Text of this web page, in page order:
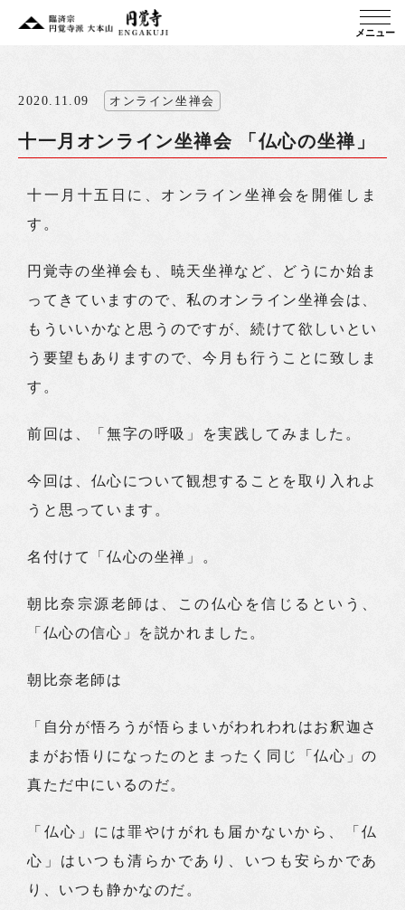
メニュー
2020.11.09 オンライン坐禅会
十一月オンライン坐禅会 「仏心の坐禅」
十一月十五日に、オンライン坐禅会を開催しま
す。
円覚寺の坐禅会も、暁天坐禅など、どうにか始ま
ってきていますので、私のオンライン坐禅会は、
もういいかなと思うのですが、続けて欲しいとい
う要望もありますので、今月も行うことに致しま
す。
前回は、「無字の呼吸」を実践してみました。
今回は、仏心について観想することを取り入れよ
うと思っています。
名付けて「仏心の坐禅」。
朝比奈宗源老師は、この仏心を信じるという、
「仏心の信心」を説かれました。
朝比奈老師は
「自分が悟ろうが悟らまいがわれわれはお釈迦さ
まがお悟りになったのとまったく同じ「仏心」の
真ただ中にいるのだ。
「仏心」には罪やけがれも届かないから、「仏
心」はいつも清らかであり、いつも安らかであ
り、いつも静かなのだ。